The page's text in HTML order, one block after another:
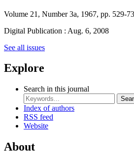
Volume 21, Number 3a, 1967, pp. 529-
Digital Publication : Aug. 6, 2008
See all issues
Explore
Search in this journal
Index of authors
RSS feed
Website
About